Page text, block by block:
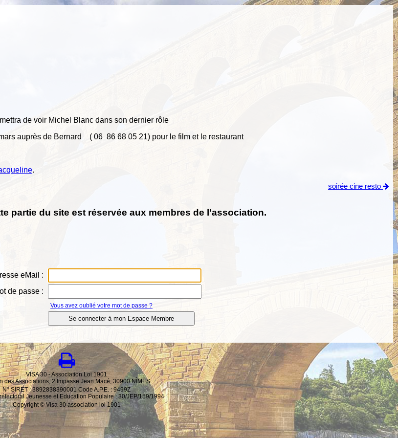
de voir Michel Blanc dans son dernier rôle
auprès de Bernard ( 06 86 68 05 21) pour le film et le restaurant
.
soirée cine resto
partie du site est réservée aux membres de l'association.
eMail :
de passe :
Vous avez oublié votre mot de passe ?
VISA 30 - Association Loi 1901
des Associations, 2 Impasse Jean Macé, 30900 NÎMES
N° SIRET : 3892838390001 Code A.P.E. : 9499Z
Jeunesse et Education Populaire : 30/JEP/159/1994
Copyright © Visa 30 association loi 1901